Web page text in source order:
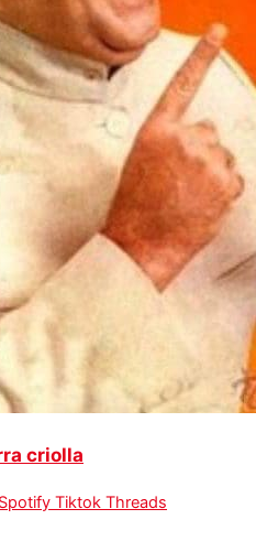
criolla
Spotify Tiktok Threads